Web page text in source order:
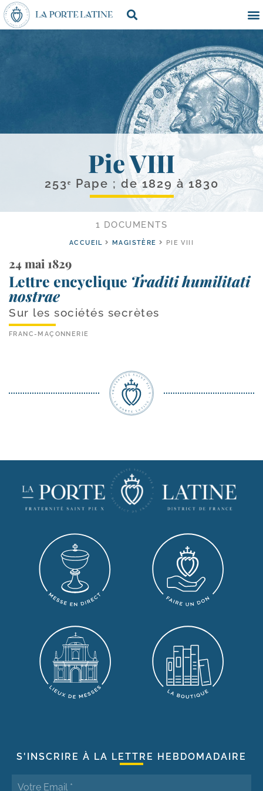
Pie VIII
253ᵉ Pape ; de 1829 à 1830
1 DOCUMENTS
ACCUEIL MAGISTÈRE PIE VIII
24 mai 1829
Lettre encyclique Traditi humilitati
nostrae
Sur les sociétés secrètes
FRANC-MAÇONNERIE
S'INSCRIRE À LA LETTRE HEBDOMADAIRE